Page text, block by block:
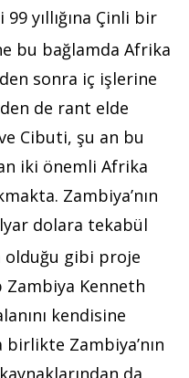
yıllığına Çinli bir
bu bağlamda Afrika
sonra iç işlerine
de rant elde
Cibuti, şu an bu
iki önemli Afrika
Zambiya’nın
dolara tekabül
olduğu gibi proje
Kenneth
kendisine
Zambiya’nın
da